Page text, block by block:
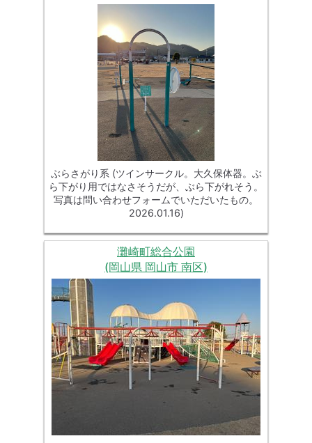
ぶらさがり系 (ツインサークル。大久保体器。ぶ
ら下がり用ではなさそうだが、ぶら下がれそう。
写真は問い合わせフォームでいただいたもの。
2026.01.16)
灘崎町総合公園
(岡山県 岡山市 南区)